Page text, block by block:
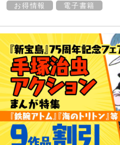
お得情報
電子書籍